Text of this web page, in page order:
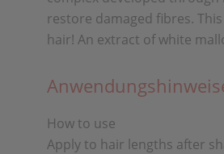
restore damaged fibres.
hair! An extract of white
How to use
Apply to hair lengths after